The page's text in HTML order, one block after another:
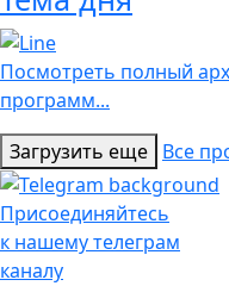
Посмотреть полный
программ...
Загрузить еще Все
Присоединяйтесь
к нашему телеграм
каналу